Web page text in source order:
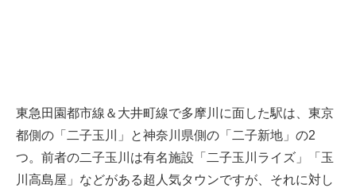
東急田園都市線＆大井町線で多摩川に面した駅は、東京
都側の「二子玉川」と神奈川県側の「二子新地」の2
つ。前者の二子玉川は有名施設「二子玉川ライズ」「玉
川高島屋」などがある超人気タウンですが、それに対し